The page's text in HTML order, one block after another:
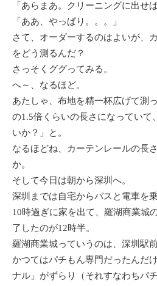
「あらまあ。クリーニングに出せ
「ああ、やっぱり。。。」
さて、オーダーするのはよいが、
をどう測るんだ？
さっそくググってみる。
へ～、なるほど。
あたしゃ、布地を精一杯広げて測
の1.5倍くらいの長さになっていて
いか？」と。
なるほどね、カーテンレールの長
か。
そして今日は朝から深圳へ。
深圳までは自宅からバスと電車を
10時過ぎに家を出て、羅湖商業城
了したのが12時半。
羅湖商業城っていうのは、深圳駅
かつてはパチもん専門だったんだ
ナル」がずらり（それすなわちパ